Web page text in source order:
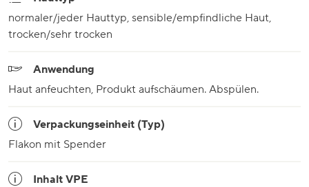
normaler/jeder Hauttyp, sensible/empfindliche Haut,
trocken/sehr trocken
Anwendung
Haut anfeuchten, Produkt aufschäumen. Abspülen.
Verpackungseinheit (Typ)
Flakon mit Spender
Inhalt VPE